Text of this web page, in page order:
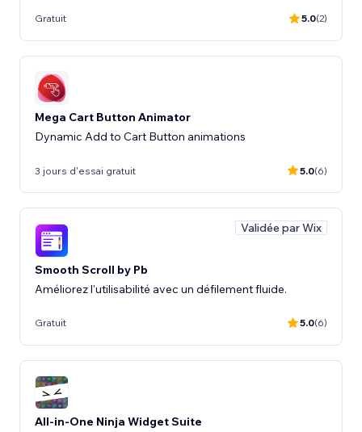
Gratuit 5.0(2)
Mega Cart Button Animator
Dynamic Add to Cart Button animations
3 jours d'essai gratuit 5.0(6)
Validée par Wix
Smooth Scroll by Pb
Améliorez l'utilisabilité avec un défilement fluide.
Gratuit 5.0(6)
All-in-One Ninja Widget Suite